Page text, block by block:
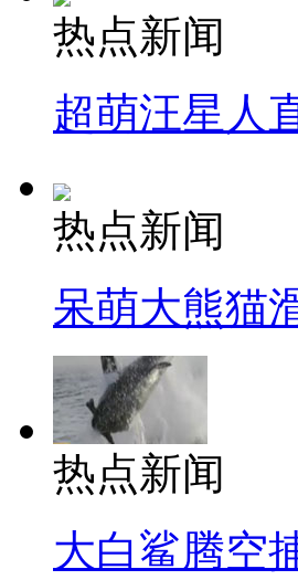
热点新闻
超萌汪星人
热点新闻
呆萌大熊猫
热点新闻
大白鲨腾空